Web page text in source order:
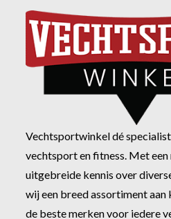
Vechtsportwinkel dé
vechtsport en fitness. Met
uitgebreide kennis over
wij een breed assortiment
de beste merken voor iedere